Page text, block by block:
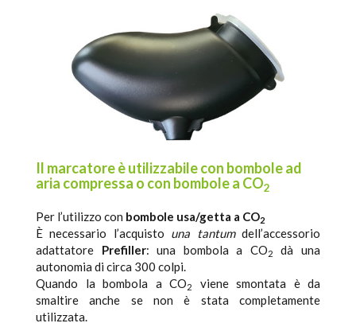
Il marcatore è utilizzabile con bombole ad
aria compressa o con bombole a CO2
Per l’utilizzo con bombole usa/getta a CO2
È necessario l’acquisto una tantumdell’accessorio
adattatore Prefiller: una bombola a CO2
dà una
autonomia di circa 300 colpi.
Quando la bombola a CO2
viene smontata è da
smaltire anche se non è stata completamente
utilizzata.